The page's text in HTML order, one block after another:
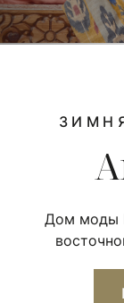
Дом моды